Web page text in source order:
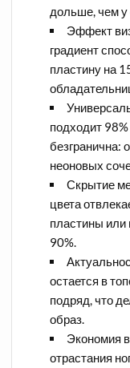
дольше, чем у
Эффект
градиент
пластину на
подходит 98%
безгранична:
неоновых
Скрытие
цвета
пластины или
90%.
остается в
подряд, что
образ.
Экономия
отрастания